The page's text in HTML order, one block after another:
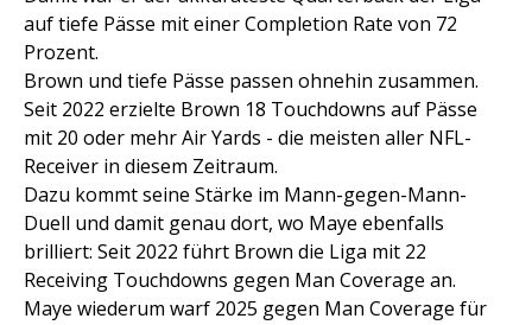
auf tiefe Pässe mit einer Completion Rate von 72
Prozent.
Brown und tiefe Pässe passen ohnehin zusammen.
Seit 2022 erzielte Brown 18 Touchdowns auf Pässe
mit 20 oder mehr Air Yards - die meisten aller NFL-
Receiver in diesem Zeitraum.
Dazu kommt seine Stärke im Mann-gegen-Mann-
Duell und damit genau dort, wo Maye ebenfalls
brilliert: Seit 2022 führt Brown die Liga mit 22
Receiving Touchdowns gegen Man Coverage an.
Maye wiederum warf 2025 gegen Man Coverage für